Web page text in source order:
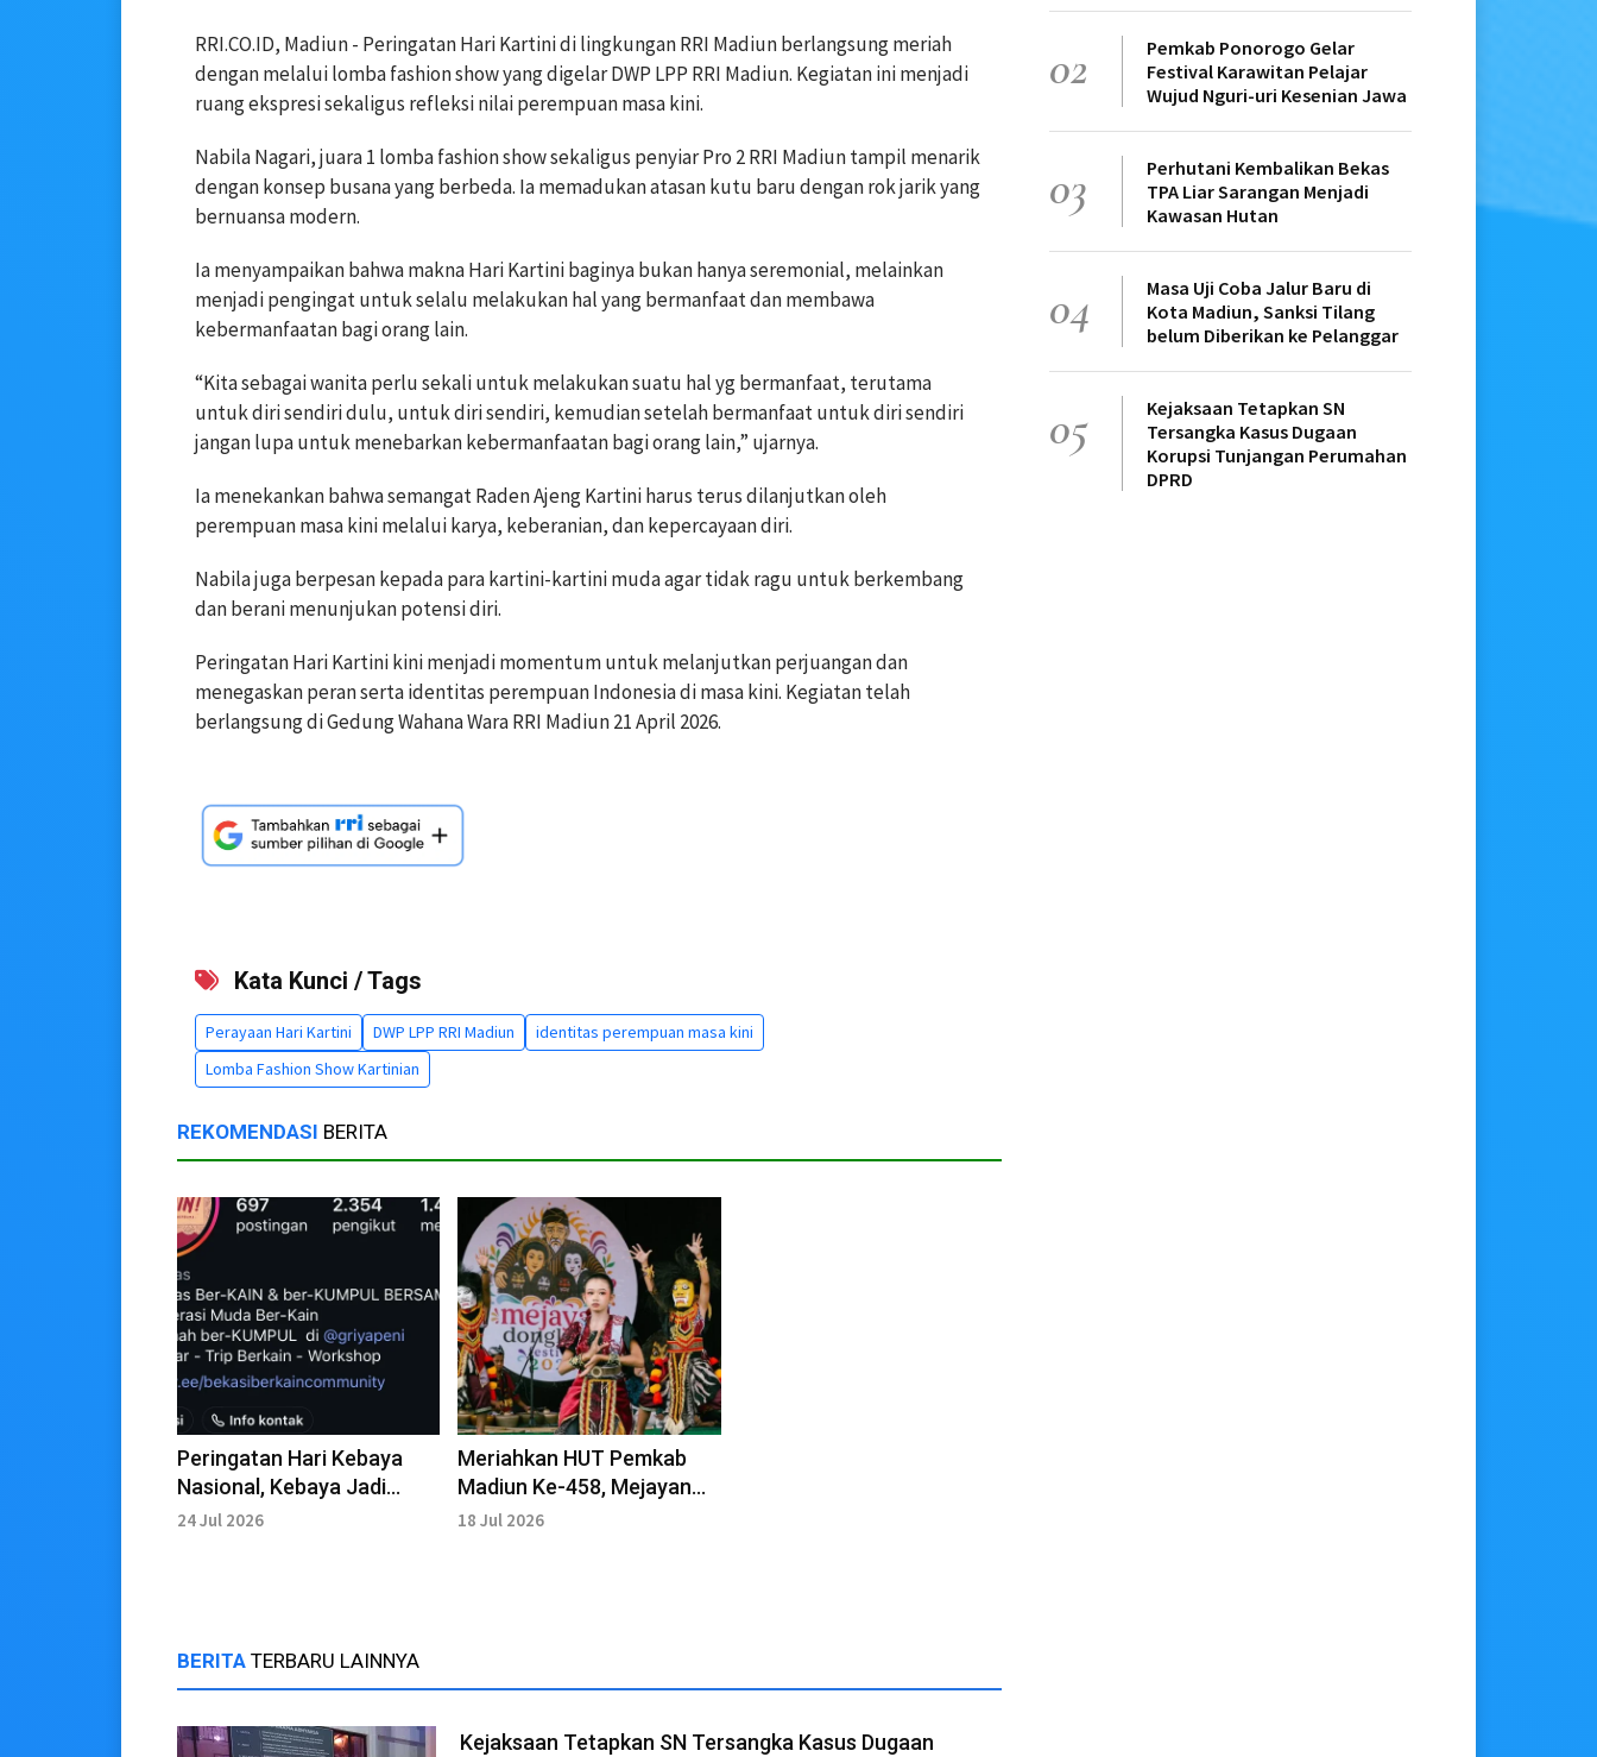
RRI.CO.ID, Madiun - Peringatan Hari Kartini di lingkungan RRI Madiun berlangsung meriah
dengan melalui lomba fashion show yang digelar DWP LPP RRI Madiun. Kegiatan ini menjadi
ruang ekspresi sekaligus refleksi nilai perempuan masa kini.
Nabila Nagari, juara 1 lomba fashion show sekaligus penyiar Pro 2 RRI Madiun tampil menarik
dengan konsep busana yang berbeda. Ia memadukan atasan kutu baru dengan rok jarik yang
bernuansa modern.
Ia menyampaikan bahwa makna Hari Kartini baginya bukan hanya seremonial, melainkan
menjadi pengingat untuk selalu melakukan hal yang bermanfaat dan membawa
kebermanfaatan bagi orang lain.
“Kita sebagai wanita perlu sekali untuk melakukan suatu hal yg bermanfaat, terutama
untuk diri sendiri dulu, untuk diri sendiri, kemudian setelah bermanfaat untuk diri sendiri
jangan lupa untuk menebarkan kebermanfaatan bagi orang lain,” ujarnya.
Ia menekankan bahwa semangat Raden Ajeng Kartini harus terus dilanjutkan oleh
perempuan masa kini melalui karya, keberanian, dan kepercayaan diri.
Nabila juga berpesan kepada para kartini-kartini muda agar tidak ragu untuk berkembang
dan berani menunjukan potensi diri.
Peringatan Hari Kartini kini menjadi momentum untuk melanjutkan perjuangan dan
menegaskan peran serta identitas perempuan Indonesia di masa kini. Kegiatan telah
berlangsung di Gedung Wahana Wara RRI Madiun 21 April 2026.
Kata Kunci / Tags
Perayaan Hari Kartini DWP LPP RRI Madiun
identitas perempuan masa kini
Lomba Fashion Show Kartinian
REKOMENDASI BERITA
Peringatan Hari Kebaya
Nasional, Kebaya Jadi
Simbol Identitas Bangsa
24 Jul 2026
Meriahkan HUT Pemkab
Madiun Ke-458, Mejayan
Dongkrek Festival
18 Jul 2026
BERITA TERBARU LAINNYA
Kejaksaan Tetapkan SN Tersangka Kasus Dugaan
02
Pemkab Ponorogo Gelar
Festival Karawitan Pelajar
Wujud Nguri-uri Kesenian Jawa
03
Perhutani Kembalikan Bekas
TPA Liar Sarangan Menjadi
Kawasan Hutan
04
Masa Uji Coba Jalur Baru di
Kota Madiun, Sanksi Tilang
belum Diberikan ke Pelanggar
05
Kejaksaan Tetapkan SN
Tersangka Kasus Dugaan
Korupsi Tunjangan Perumahan
DPRD